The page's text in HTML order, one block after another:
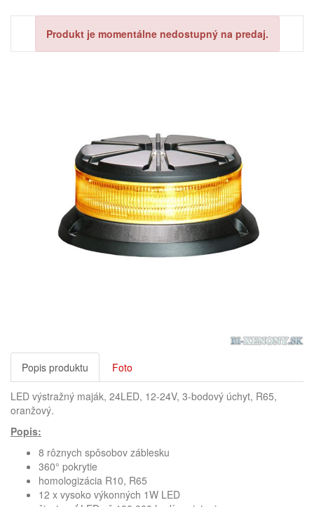
Produkt je momentálne nedostupný na predaj.
Popis produktu Foto
LED výstražný maják, 24LED, 12-24V, 3-bodový úchyt, R65,
oranžový.
Popis:
8 rôznych spôsobov záblesku
360° pokrytie
homologizácia R10, R65
12 x vysoko výkonných 1W LED